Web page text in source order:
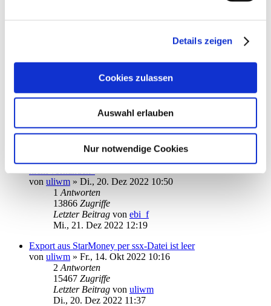
Details zeigen
Cookies zulassen
Auswahl erlauben
Nur notwendige Cookies
vonvitox»Di., 03. Jan 2023 18:33
Di., 03. Jan 2023 23:16
Datenbankverschlüsselung ausreichend für die Cloud?
vonSchwipasj»Do., 29. Dez 2022 14:55
Zugriffe
Letzter Beitragvonkuddel
von uliwm » Di., 20. Dez 2022 10:50
1 Antworten
13866 Zugriffe
Letzter Beitrag von ebi_f
Mi., 21. Dez 2022 12:19
Export aus StarMoney per ssx-Datei ist leer
von uliwm » Fr., 14. Okt 2022 10:16
2 Antworten
15467 Zugriffe
Letzter Beitrag von uliwm
Di., 20. Dez 2022 11:37